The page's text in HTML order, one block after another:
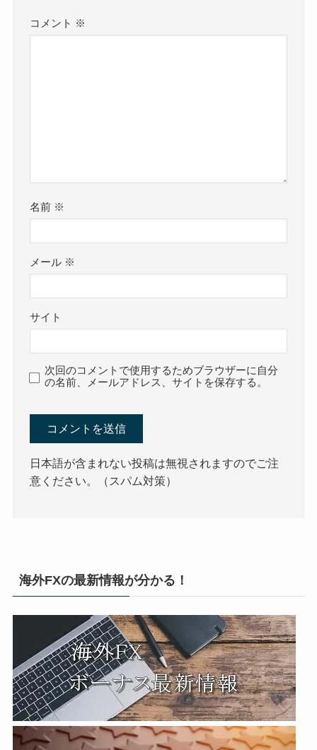
コメント ※
名前 ※
メール ※
サイト
次回のコメントで使用するためブラウザーに自分
の名前、メールアドレス、サイトを保存する。
日本語が含まれない投稿は無視されますのでご注
意ください。（スパム対策）
海外FXの最新情報が分かる！